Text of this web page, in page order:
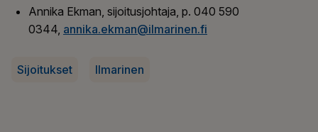
Annika Ekman, sijoitusjohtaja, p. 040 590
0344, annika.ekman@ilmarinen.fi
Sijoitukset Ilmarinen